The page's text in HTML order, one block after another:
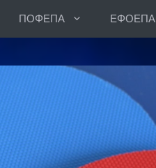
ΠΟΦΕΠΑ ΕΦΟΕΠΑ